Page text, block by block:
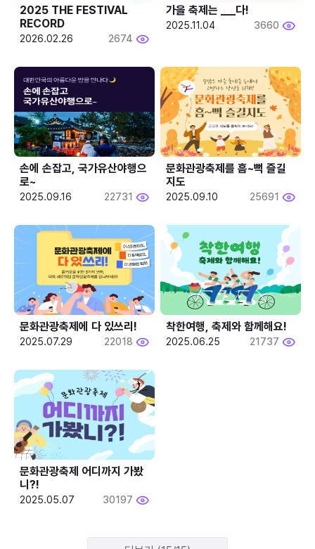
2025 THE FESTIVAL
RECORD
2026.02.26 2674
2025.11.04 3660
손에 손잡고, 국가유산야행으
로~
2025.09.16 22731
문화관광축제를 흠~뻑 즐길
지도
2025.09.10 25691
문화관광축제에 다 있쓰리!
2025.07.29 22018
착한여행, 축제와 함께해요!
2025.06.25 21737
문화관광축제 어디까지 가봤
니?!
2025.05.07 30197